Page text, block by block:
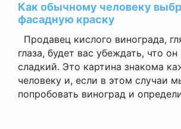
Как обычному человеку
фасадную краску
Продавец кислого винограда,
глаза, будет вас убеждать, что
сладкий. Это картина знакома
человеку и, если в этом случаи
попробовать виноград и